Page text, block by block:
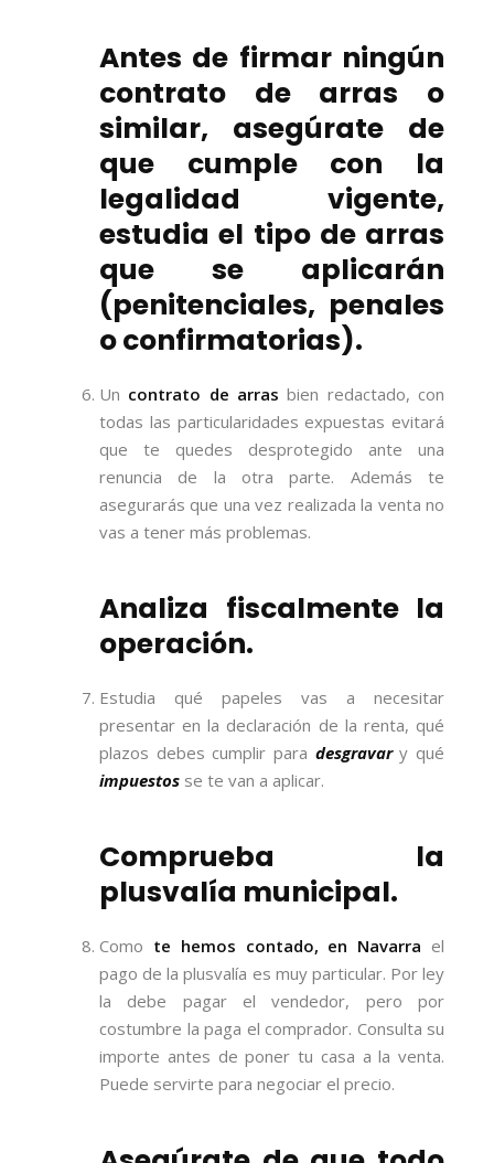
Antes de firmar ningún
contrato de arras o
similar, asegúrate de
que cumple con la
legalidad vigente,
estudia el tipo de arras
que se aplicarán
(penitenciales, penales
o confirmatorias).
Un contrato de arras bien redactado, con
todas las particularidades expuestas evitará
que te quedes desprotegido ante una
renuncia de la otra parte. Además te
asegurarás que una vez realizada la venta no
vas a tener más problemas.
Analiza fiscalmente la
operación.
Estudia qué papeles vas a necesitar
presentar en la declaración de la renta, qué
plazos debes cumplir para desgravary qué
impuestos se te van a aplicar.
Comprueba la
plusvalía municipal.
Como te hemos contado, en Navarra el
pago de la plusvalía es muy particular. Por ley
la debe pagar el vendedor, pero por
costumbre la paga el comprador. Consulta su
importe antes de poner tu casa a la venta.
Puede servirte para negociar el precio.